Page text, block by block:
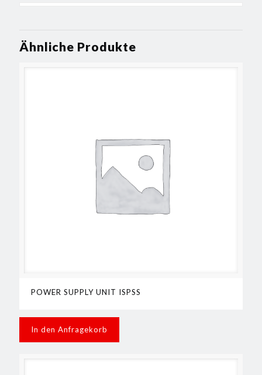
Ähnliche Produkte
POWER SUPPLY UNIT ISPSS
In den Anfragekorb